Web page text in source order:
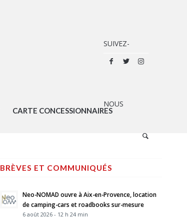
CARTE CONCESSIONNAIRES
BRÈVES ET COMMUNIQUÉS
Neo-NOMAD ouvre à Aix-en-Provence, location
de camping-cars et roadbooks sur-mesure
6 août 2026 - 12 h 24 min